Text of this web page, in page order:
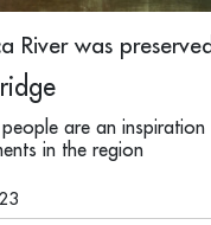
River was preserved
are an
in the region